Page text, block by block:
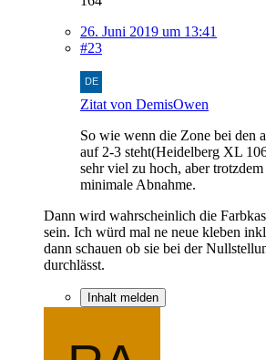
26. Juni 2019 um 13:41
#23
Zitat von DemisOwen
So wie wenn die Zone bei den
auf 2-3 steht(Heidelberg XL
sehr viel zu hoch, aber
minimale Abnahme.
Dann wird wahrscheinlich die
sein. Ich würd mal ne neue kleben
dann schauen ob sie bei der
durchlässt.
Inhalt melden